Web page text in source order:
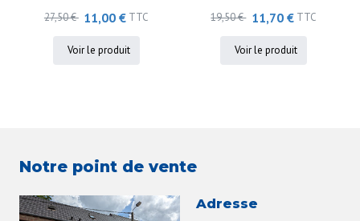
27,50 € 11,00 € TTC
Voir le produit
19,50 € 11,70 € TTC
Voir le produit
Notre point de vente
Adresse